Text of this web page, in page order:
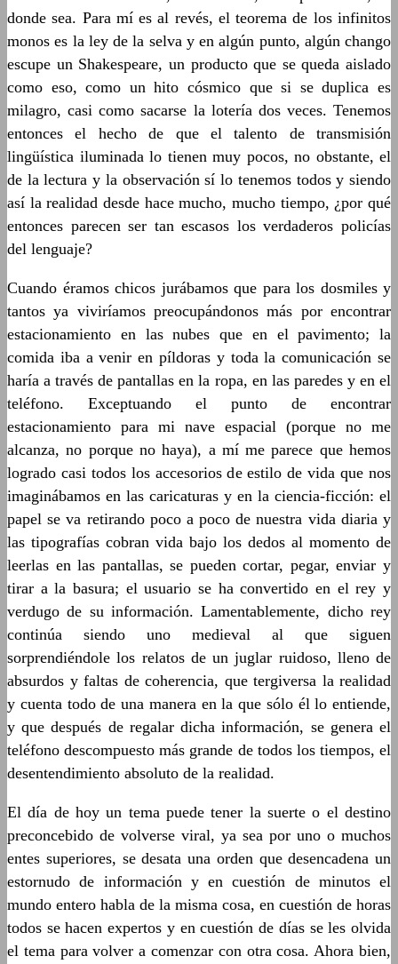
donde sea. Para mí es al revés, el teorema de los infinitos
monos es la ley de la selva y en algún punto, algún chango
escupe un Shakespeare, un producto que se queda aislado
como eso, como un hito cósmico que si se duplica es
milagro, casi como sacarse la lotería dos veces. Tenemos
entonces el hecho de que el talento de transmisión
lingüística iluminada lo tienen muy pocos, no obstante, el
de la lectura y la observación sí lo tenemos todos y siendo
así la realidad desde hace mucho, mucho tiempo, ¿por qué
entonces parecen ser tan escasos los verdaderos policías
del lenguaje?
Cuando éramos chicos jurábamos que para los dosmiles y
tantos ya viviríamos preocupándonos más por encontrar
estacionamiento en las nubes que en el pavimento; la
comida iba a venir en píldoras y toda la comunicación se
haría a través de pantallas en la ropa, en las paredes y en el
teléfono. Exceptuando el punto de encontrar
estacionamiento para mi nave espacial (porque no me
alcanza, no porque no haya), a mí me parece que hemos
logrado casi todos los accesorios de estilo de vida que nos
imaginábamos en las caricaturas y en la ciencia-ficción: el
papel se va retirando poco a poco de nuestra vida diaria y
las tipografías cobran vida bajo los dedos al momento de
leerlas en las pantallas, se pueden cortar, pegar, enviar y
tirar a la basura; el usuario se ha convertido en el rey y
verdugo de su información. Lamentablemente, dicho rey
continúa siendo uno medieval al que siguen
sorprendiéndole los relatos de un juglar ruidoso, lleno de
absurdos y faltas de coherencia, que tergiversa la realidad
y cuenta todo de una manera en la que sólo él lo entiende,
y que después de regalar dicha información, se genera el
teléfono descompuesto más grande de todos los tiempos, el
desentendimiento absoluto de la realidad.
El día de hoy un tema puede tener la suerte o el destino
preconcebido de volverse viral, ya sea por uno o muchos
entes superiores, se desata una orden que desencadena un
estornudo de información y en cuestión de minutos el
mundo entero habla de la misma cosa, en cuestión de horas
todos se hacen expertos y en cuestión de días se les olvida
el tema para volver a comenzar con otra cosa. Ahora bien,